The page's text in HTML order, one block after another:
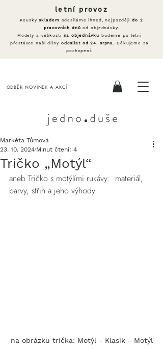
ODBĚR NOVINEK A AKCÍ
letní provoz
Kouskyskladem odesíláme ihned, nejpozdějido 2
pracovních dnů od objednávky.
Modely a velikosti na objednávku
budeme po letní
přestávce naší dílny odesílat od 24. srpna. Děkujeme za
pochopení.
Tričko „Motýl“
Markéta Tůmová
23. 10. 2024 Minut čtení: 4
aneb Tričko s motýlími rukávy:  materiál,
barvy, střih a jeho výhody
na obrázku trička: Motýl - Klasik - Motýl